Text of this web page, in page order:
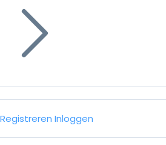
Registreren Inloggen